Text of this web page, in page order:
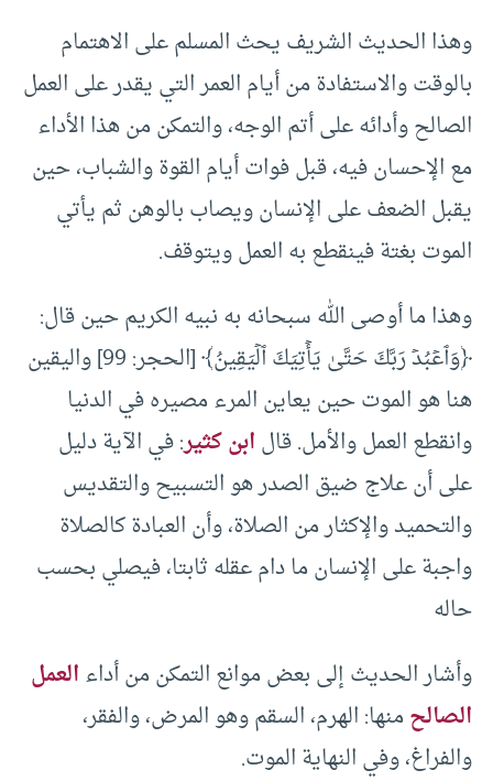
وهذا الحديث الشريف يحث المسلم على الاهتمام
بالوقت والاستفادة من أيام العمر التي يقدر على العمل
الصالح وأدائه على أتم الوجه، والتمكن من هذا الأداء
مع الإحسان فيه، قبل فوات أيام القوة والشباب، حين
يقبل الضعف على الإنسان ويصاب بالوهن ثم يأتي
الموت بغتة فينقطع به العمل ويتوقف.
وهذا ما أوصى الله سبحانه به نبيه الكريم حين قال:
﴿‌وَٱعۡبُدۡ ‌رَبَّكَ حَتَّىٰ يَأۡتِيَكَ ٱلۡيَقِينُ﴾ [الحجر: 99] واليقين
هنا هو الموت حين يعاين المرء مصيره في الدنيا
وانقطع العمل والأمل. قالابن كثير: في الآية دليل
على أن علاج ضيق الصدر هو التسبيح والتقديس
والتحميد والإكثار من الصلاة، وأن العبادة كالصلاة
واجبة على الإنسان ما دام عقله ثابتا، فيصلي بحسب
حاله
وأشار الحديث إلى بعض موانع التمكن من أداءالعمل
الصالحمنها: الهرم، السقم وهو المرض، والفقر،
والفراغ، وفي النهاية الموت.